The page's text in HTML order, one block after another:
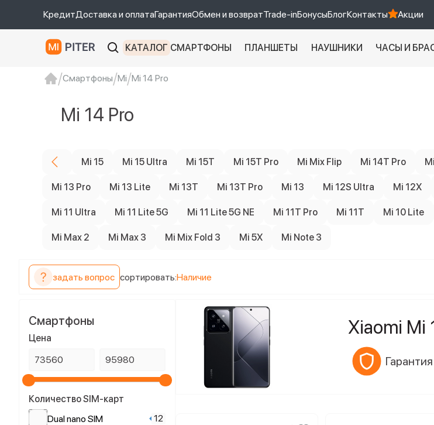
КредитДоставка и оплатаГарантияОбмен и возвратTrade-inБонусыБлогКонтакты Акции
КАТАЛОГ СМАРТФОНЫ ПЛАНШЕТЫ НАУШНИКИ ЧАСЫ И
Смартфоны Mi Mi 14 Pro
Mi 14 Pro
Mi 15 Mi 15 Ultra Mi 15T Mi 15T Pro Mi Mix Flip Mi 14T Pro
Mi 13 Pro Mi 13 Lite Mi 13T Mi 13T Pro Mi 13 Mi 12S Ultra Mi 12X
Mi 11 Ultra Mi 11 Lite 5G Mi 11 Lite 5G NE Mi 11T Pro Mi 11T Mi 10 Lite
Mi Max 2 Mi Max 3 Mi Mix Fold 3 Mi 5X Mi Note 3
задать вопрос сортировать:Наличие
Смартфоны
Цена
Количество SIM-карт
Dual nano SIM
12
Xiaomi Mi